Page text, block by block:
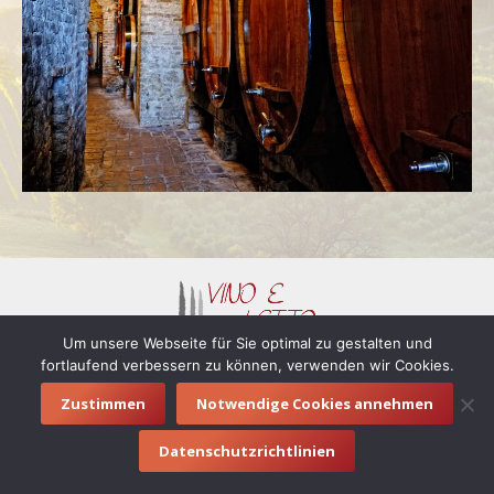
© 2016 vino e letto |Impressum| Datenschutzerklärung
Um unsere Webseite für Sie optimal zu gestalten und
fortlaufend verbessern zu können, verwenden wir Cookies.
Zustimmen Notwendige Cookies annehmen
Datenschutzrichtlinien